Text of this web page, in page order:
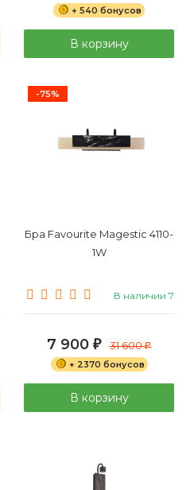
+ 540 бонусов
В корзину
-75%
Бра Favourite Magestic 4110-
1W
В наличии 7
7 900 ₽ 31 600₽
+ 2370 бонусов
В корзину